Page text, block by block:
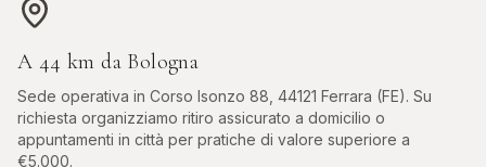
A 44 km da Bologna
Sede operativa in Corso Isonzo 88, 44121 Ferrara (FE). Su
richiesta organizziamo ritiro assicurato a domicilio o
appuntamenti in città per pratiche di valore superiore a
€5.000.